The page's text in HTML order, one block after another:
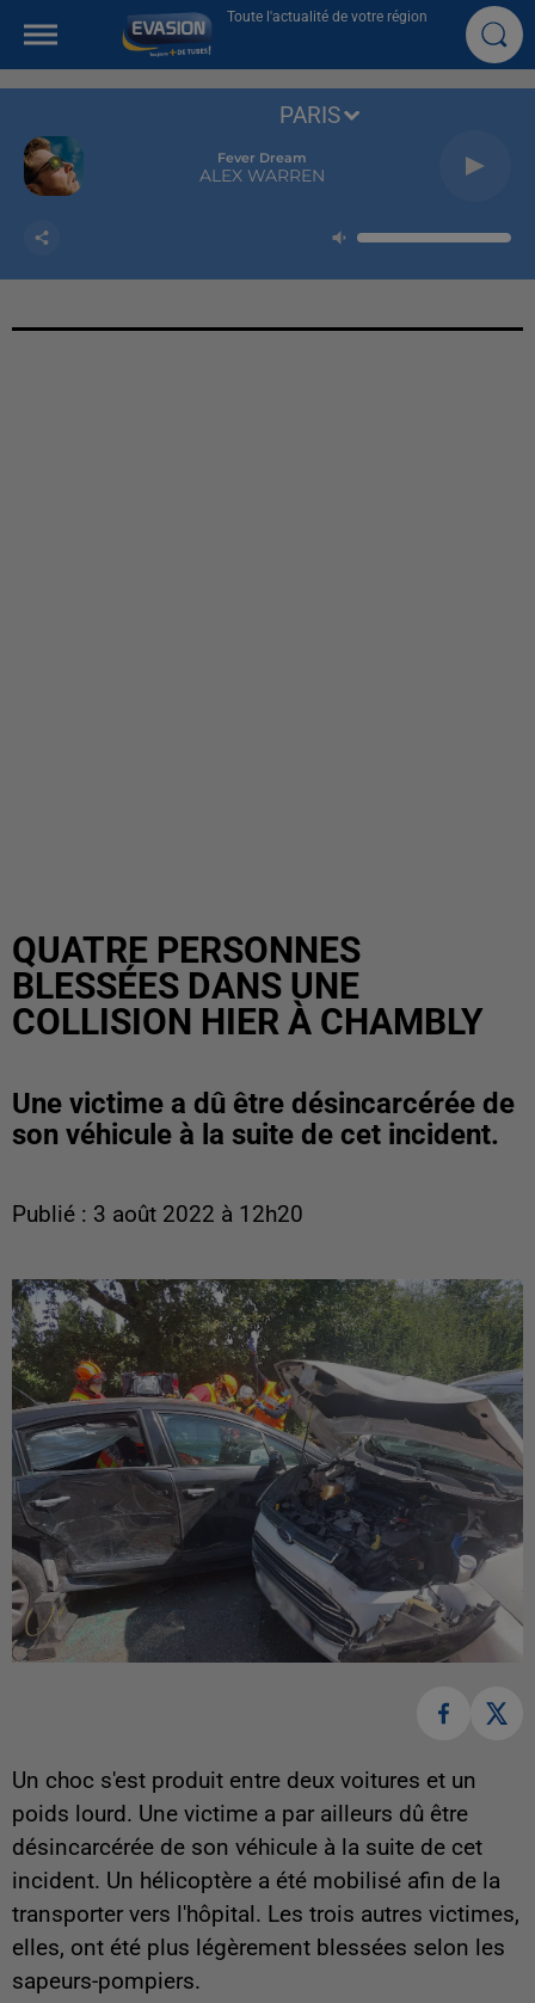
Toute l'actualité de votre région
Fever Dream
ALEX WARREN
PARIS
QUATRE PERSONNES
BLESSÉES DANS UNE
COLLISION HIER À CHAMBLY
Une victime a dû être désincarcérée de
son véhicule à la suite de cet incident.
Publié : 3 août 2022 à 12h20
Un choc s'est produit entre deux voitures et un
poids lourd. Une victime a par ailleurs dû être
désincarcérée de son véhicule à la suite de cet
incident. Un hélicoptère a été mobilisé afin de la
transporter vers l'hôpital. Les trois autres victimes,
elles, ont été plus légèrement blessées selon les
sapeurs-pompiers.